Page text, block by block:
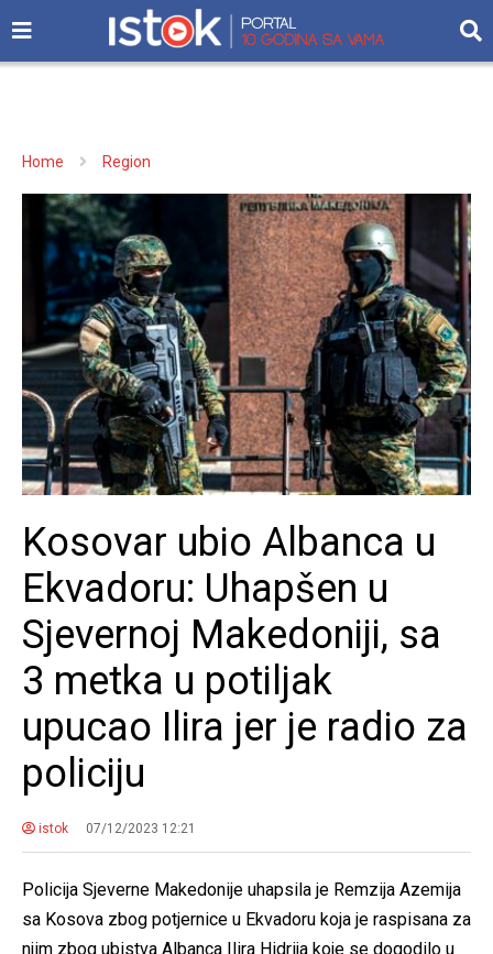
Home Region
Kosovar ubio Albanca u
Ekvadoru: Uhapšen u
Sjevernoj Makedoniji, sa
3 metka u potiljak
upucao Ilira jer je radio za
policiju
istok 07/12/2023 12:21
Policija Sjeverne Makedonije uhapsila je Remzija Azemija
sa Kosova zbog potjernice u Ekvadoru koja je raspisana za
njim zbog ubistva Albanca Ilira Hidrija koje se dogodilo u